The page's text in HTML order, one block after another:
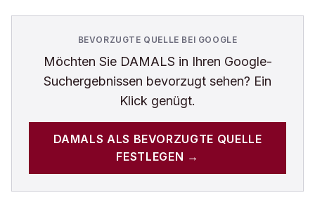
BEVORZUGTE QUELLE BEI GOOGLE
Möchten Sie DAMALS in Ihren Google-
Suchergebnissen bevorzugt sehen? Ein
Klick genügt.
DAMALS ALS BEVORZUGTE QUELLE
FESTLEGEN →